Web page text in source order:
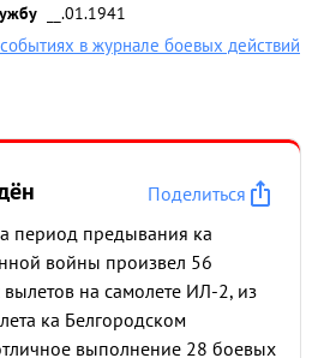
__.01.1941
в журнале боевых действий
Поделиться
период предывания ка
войны произвел 56
на самолете ИЛ-2, из
ка Белгородском
выполнение 28 боевых